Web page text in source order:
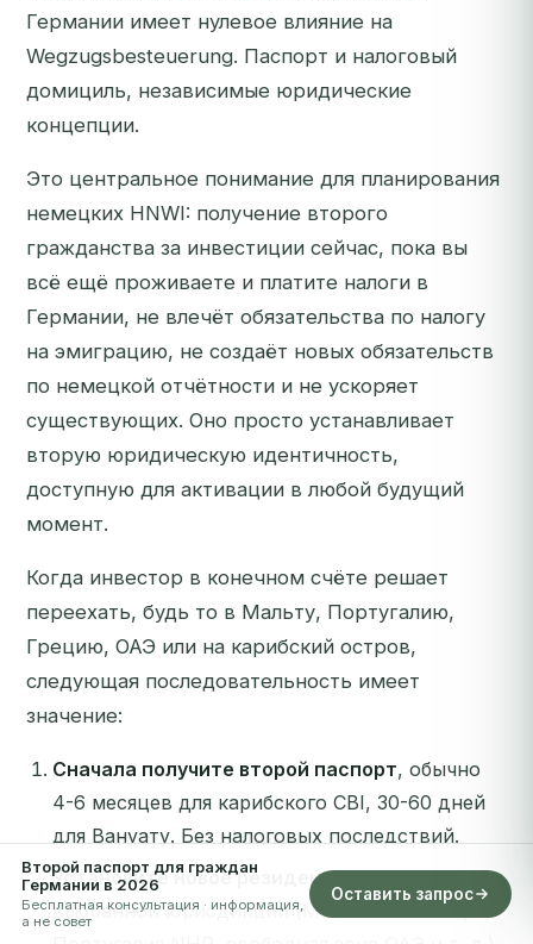
Германии имеет нулевое влияние на
Wegzugsbesteuerung. Паспорт и налоговый
домициль, независимые юридические
концепции.
Это центральное понимание для планирования
немецких HNWI: получение второго
гражданства за инвестиции сейчас, пока вы
всё ещё проживаете и платите налоги в
Германии, не влечёт обязательства по налогу
на эмиграцию, не создаёт новых обязательств
по немецкой отчётности и не ускоряет
существующих. Оно просто устанавливает
вторую юридическую идентичность,
доступную для активации в любой будущий
момент.
Когда инвестор в конечном счёте решает
переехать, будь то в Мальту, Португалию,
Грецию, ОАЭ или на карибский остров,
следующая последовательность имеет
значение:
Сначала получите второй паспорт, обычно
4-6 месяцев для карибского CBI, 30-60 дней
для Вануату. Без налоговых последствий.
Установите новое резидентство, в
выбранной юрисдикции (Мальта non-dom,
Второй паспорт для граждан
Германии в 2026
Бесплатная консультация · информация,
а не совет
Оставить запрос